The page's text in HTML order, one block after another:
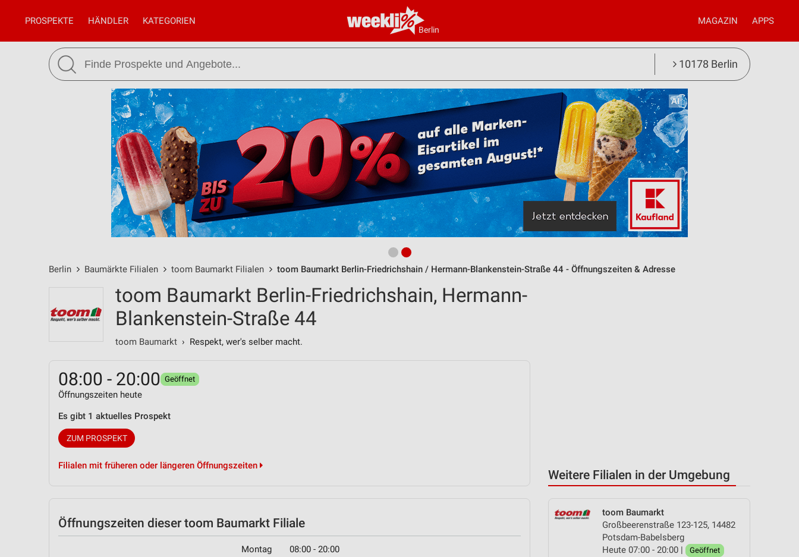
Berlin
PROSPEKTE HÄNDLER KATEGORIEN MAGAZIN APPS
10178 Berlin
Berlin Baumärkte Filialen toom Baumarkt Filialen toom Baumarkt Berlin-Friedrichshain / Hermann-Blankenstein-Straße 44 - Öffnungszeiten & Adresse
Weitere Filialen in der Umgebung
toom Baumarkt
Großbeerenstraße 123-125, 14482
Potsdam-Babelsberg
Heute 07:00 - 20:00 |
Geöffnet
toom Baumarkt Berlin-Friedrichshain, Hermann-
Blankenstein-Straße 44
toom Baumarkt › Respekt, wer's selber macht.
08:00 - 20:00 Geöffnet
Öffnungszeiten heute
Es gibt 1 aktuelles Prospekt
ZUM PROSPEKT
Filialen mit früheren oder längeren Öffnungszeiten
Öffnungszeiten dieser toom Baumarkt Filiale
Montag 08:00 - 20:00